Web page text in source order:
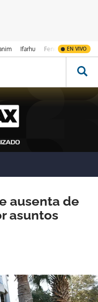
Ifarhu Fenómeno de El
EN VIVO
ausenta de
asuntos